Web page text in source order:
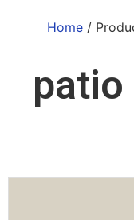
Home/
patio